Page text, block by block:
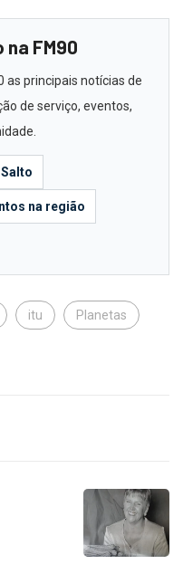
FM90
as principais notícias de
de serviço, eventos,
na região
itu Planetas